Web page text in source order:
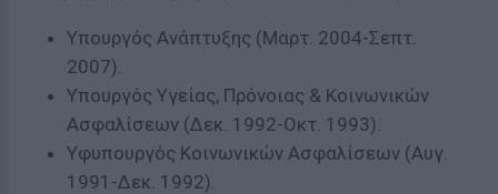
Υπουργός Ανάπτυξης (Μαρτ. 2004-Σεπτ.
2007).
Υπουργός Υγείας, Πρόνοιας & Κοινωνικών
Ασφαλίσεων (Δεκ. 1992-Οκτ. 1993).
Υφυπουργός Κοινωνικών Ασφαλίσεων (Αυγ.
1991-Δεκ. 1992).